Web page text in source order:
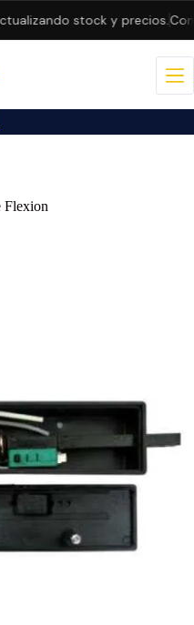
stock y precios.
Flexion